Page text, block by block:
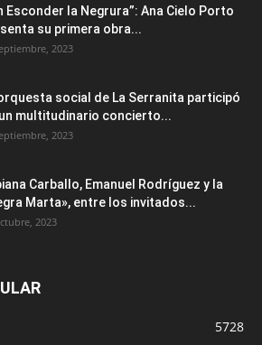
Esconder la Negrura”: Ana Cielo Porto
su primera obra...
2023
social de La Serranita participó
multitudinario concierto...
2023
Carballo, Emanuel Rodríguez y la
Marta», entre los invitados...
2023
5728